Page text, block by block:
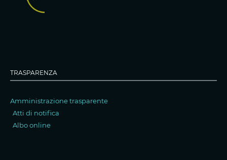
TRASPARENZA
Amministrazione trasparente
Atti di notifica
Albo online